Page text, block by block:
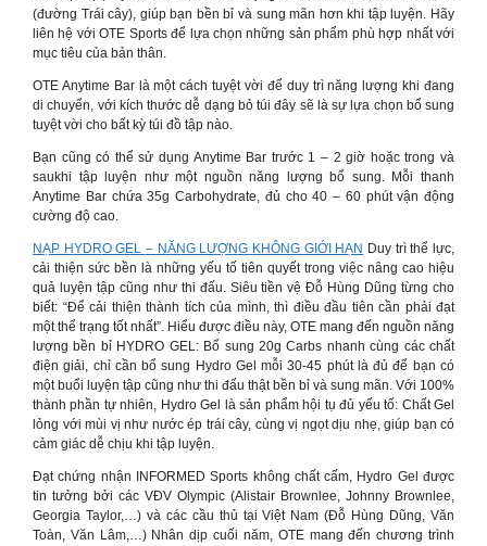
(đường Trái cây), giúp bạn bền bỉ và sung mãn hơn khi tập luyện. Hãy
liên hệ với OTE Sports để lựa chọn những sản phẩm phù hợp nhất với
mục tiêu của bản thân.
OTE Anytime Bar là một cách tuyệt vời để duy trì năng lượng khi đang
di chuyển, với kích thước dễ dạng bỏ túi đây sẽ là sự lựa chọn bổ sung
tuyệt vời cho bất kỳ túi đồ tập nào.
Bạn cũng có thể sử dụng Anytime Bar trước 1 – 2 giờ hoặc trong và
saukhi tập luyện như một nguồn năng lượng bổ sung. Mỗi thanh
Anytime Bar chứa 35g Carbohydrate, đủ cho 40 – 60 phút vận động
cường độ cao.
NẠP HYDRO GEL – NĂNG LƯỢNG KHÔNG GIỚI HẠN Duy trì thể lực,
cải thiện sức bền là những yếu tố tiên quyết trong việc nâng cao hiệu
quả luyện tập cũng như thi đấu. Siêu tiền vệ Đỗ Hùng Dũng từng cho
biết: “Để cải thiện thành tích của mình, thì điều đầu tiên cần phải đạt
một thể trạng tốt nhất”. Hiểu được điều này, OTE mang đến nguồn năng
lượng bền bỉ HYDRO GEL: Bổ sung 20g Carbs nhanh cùng các chất
điện giải, chỉ cần bổ sung Hydro Gel mỗi 30-45 phút là đủ để bạn có
một buổi luyện tập cũng như thi đấu thật bền bỉ và sung mãn. Với 100%
thành phần tự nhiên, Hydro Gel là sản phẩm hội tụ đủ yếu tố: Chất Gel
lỏng với mùi vị như nước ép trái cây, cùng vị ngọt dịu nhẹ, giúp bạn có
cảm giác dễ chịu khi tập luyện.
Đạt chứng nhận INFORMED Sports không chất cấm, Hydro Gel được
tin tưởng bởi các VĐV Olympic (Alistair Brownlee, Johnny Brownlee,
Georgia Taylor,…) và các cầu thủ tại Việt Nam (Đỗ Hùng Dũng, Văn
Toàn, Văn Lâm,…) Nhân dịp cuối năm, OTE mang đến chương trình